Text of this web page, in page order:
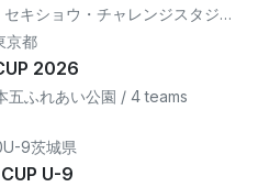
セキショウ・チャレンジスタジアム、筑波大学セキショウフィールド、Tフィールド / 16 teams
京都
2026
五ふれあい公園 / 4 teams
U-9茨城県
U-9